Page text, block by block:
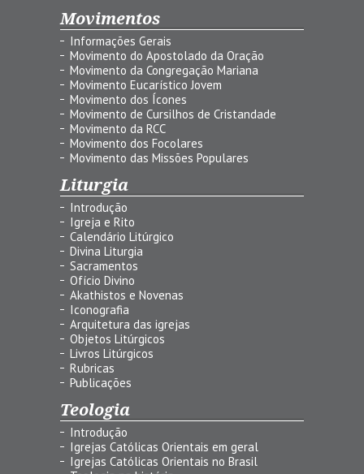
Movimentos
Informações Gerais
Movimento do Apostolado da Oração
Movimento da Congregação Mariana
Movimento Eucarístico Jovem
Movimento dos Ícones
Movimento de Cursilhos de Cristandade
Movimento da RCC
Movimento dos Focolares
Movimento das Missões Populares
Liturgia
Introdução
Igreja e Rito
Calendário Litúrgico
Divina Liturgia
Sacramentos
Ofício Divino
Akathistos e Novenas
Iconografia
Arquitetura das igrejas
Objetos Litúrgicos
Livros Litúrgicos
Rubricas
Publicações
Teologia
Introdução
Igrejas Católicas Orientais em geral
Igrejas Católicas Orientais no Brasil